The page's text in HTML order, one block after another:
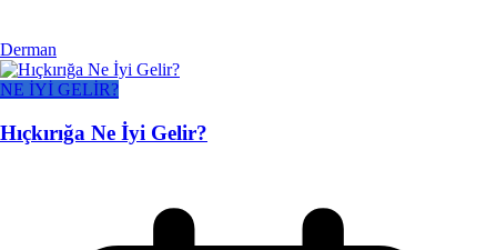
Derman
NE İYİ GELİR?
Hıçkırığa Ne İyi Gelir?